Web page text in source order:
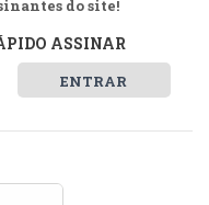
do site!
ASSINAR
ENTRAR